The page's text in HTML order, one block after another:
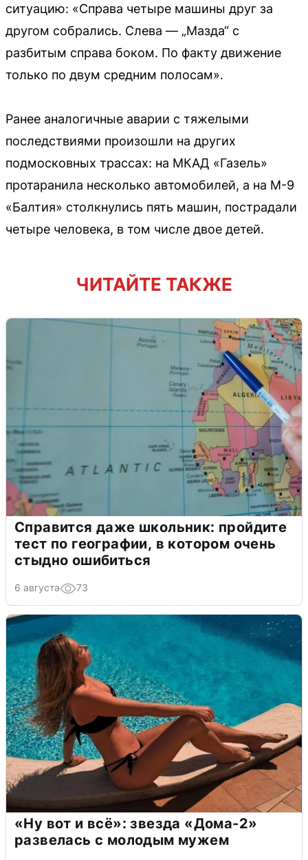
ситуацию: «Справа четыре машины друг за
другом собрались. Слева — „Мазда“ с
разбитым справа боком. По факту движение
только по двум средним полосам».
Ранее аналогичные аварии с тяжелыми
последствиями произошли на других
подмосковных трассах: на МКАД «Газель»
протаранила несколько автомобилей, а на М-9
«Балтия» столкнулись пять машин, пострадали
четыре человека, в том числе двое детей.
ЧИТАЙТЕ ТАКЖЕ
Справится даже школьник: пройдите
тест по географии, в котором очень
стыдно ошибиться
6 августа 73
«Ну вот и всё»: звезда «Дома-2»
развелась с молодым мужем